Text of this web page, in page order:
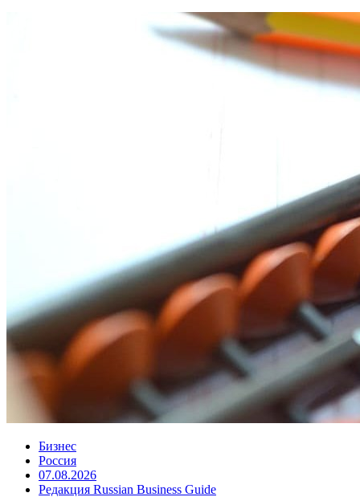
Бизнес
Россия
07.08.2026
Редакция Russian Business Guide